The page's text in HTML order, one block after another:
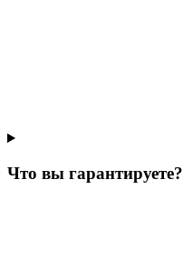
Что вы гарантируете?